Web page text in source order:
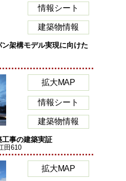
情報シート
建築物情報
架構モデル実現に向けた
拡大MAP
情報シート
建築物情報
事の建築実証
田610
拡大MAP